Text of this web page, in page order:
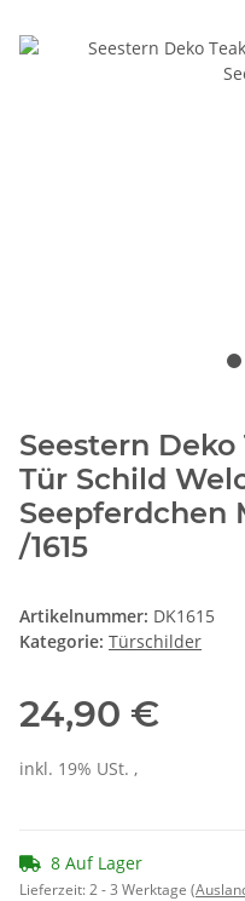
Seestern
Tür Schild
Seepferdchen
/1615
Artikelnummer: DK1615
Kategorie: Türschilder
24,90 €
inkl. 19% USt. ,
8 Auf Lager
Lieferzeit:2 - 3 Werktage